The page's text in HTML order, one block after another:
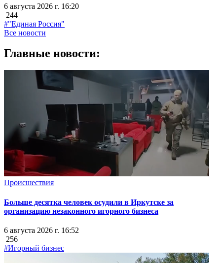
6 августа 2026 г. 16:20
244
#"Единая Россия"
Все новости
Главные новости:
Происшествия
Больше десятка человек осудили в Иркутске за
организацию незаконного игорного бизнеса
6 августа 2026 г. 16:52
256
#Игорный бизнес